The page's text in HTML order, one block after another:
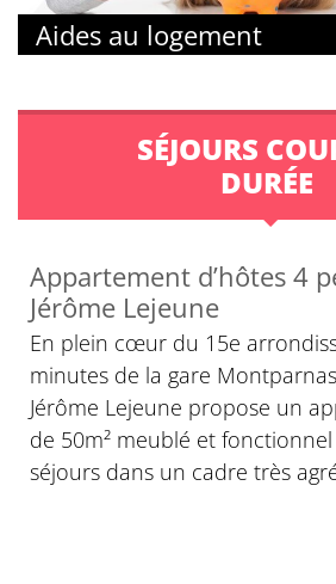
Aides au logement
SÉJOURS
DURÉE
Appartement d’hôtes 4
Jérôme Lejeune
En plein cœur du 15e
minutes de la gare
Jérôme Lejeune propose un
de 50m² meublé et
séjours dans un cadre très